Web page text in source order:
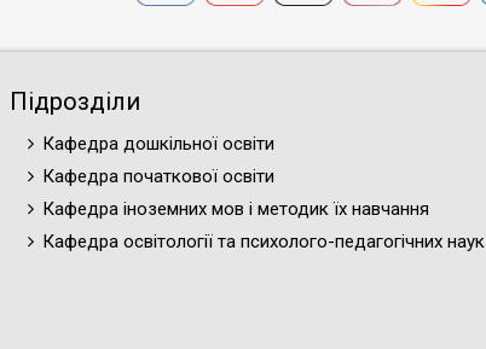
Підрозділи
Кафедра дошкільної освіти
Кафедра початкової освіти
Кафедра іноземних мов і методик їх навчання
Кафедра освітології та психолого-педагогічних наук